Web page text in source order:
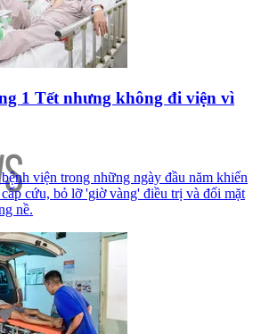
1 Tết nhưng không đi viện vì
viện trong những ngày đầu năm khiến
cứu, bỏ lỡ 'giờ vàng' điều trị và đối mặt
nề.